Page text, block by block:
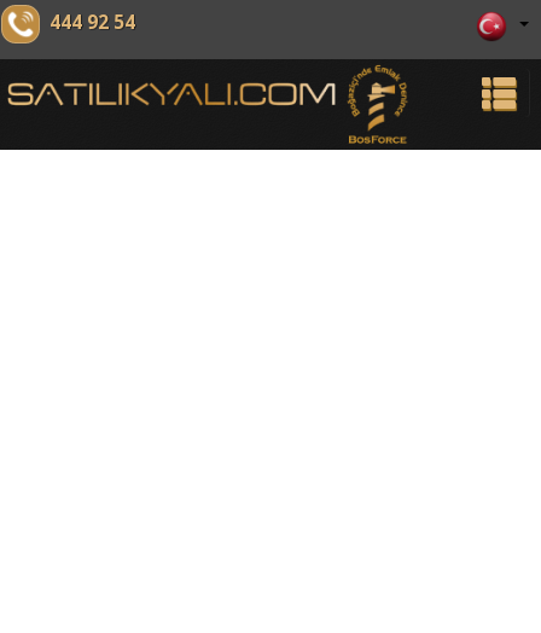
444 92 54